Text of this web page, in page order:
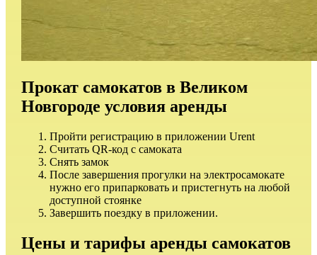
Прокат самокатов в Великом
Новгороде условия аренды
Пройти регистрацию в приложении Urent
Считать QR-код с самоката
Снять замок
После завершения прогулки на электросамокате
нужно его припарковать и пристегнуть на любой
доступной стоянке
Завершить поездку в приложении.
Цены и тарифы аренды самокатов